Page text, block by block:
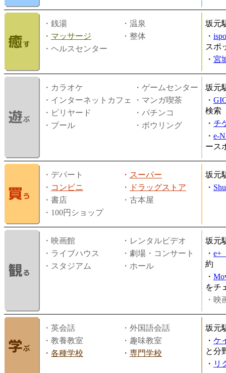
・銭湯
・温泉
・ マッサージ
・整体
・ヘルスセンター
坂元
・
スポ
・ 宮
・カラオケ
・ゲームセンター
・インターネットカフェ
・マンガ喫茶
・ビリヤード
・パチンコ
・プール
・ボウリング
坂元
・
検索
・ チ
・ e-
ース
・デパート ・ スーパー
・ コンビニ ・
ドラッグストア
・書店
・古本屋
・100円ショップ
坂元
・
・映画館
・レンタルビデオ
・ライブハウス
・劇場・コンサート
・スタジアム
・ホール
坂元
・ e+
約
・
をチ
・映
・英会話
・外国語会話
・教養教室
・趣味教室
・ 各種学校 ・ 専門学校
坂元
・ ケ
と分
・ リ